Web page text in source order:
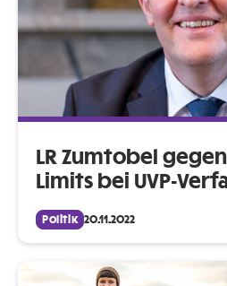
LR Zumtobel
Limits bei UVP-
Politik 20.11.2022